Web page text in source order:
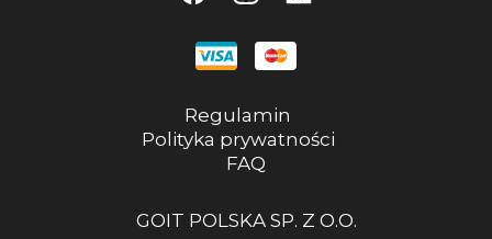
Regulamin
Polityka prywatności
FAQ
GOIT POLSKA SP. Z O.O.